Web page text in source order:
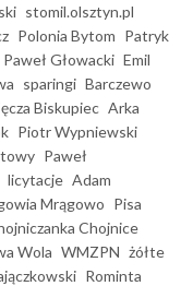
stomil.olsztyn.pl
Polonia Bytom Patryk
Paweł Głowacki Emil
sparingi Barczewo
Biskupiec Arka
Piotr Wypniewski
Paweł
licytacje Adam
Mrągowo Pisa
Chojnice
Wola WMZPN żółte
Rominta